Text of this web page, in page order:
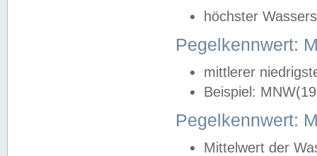
höchster
Pegelkennwert:
mittlerer
Beispiel:
Pegelkennwert:
Mittelwert der